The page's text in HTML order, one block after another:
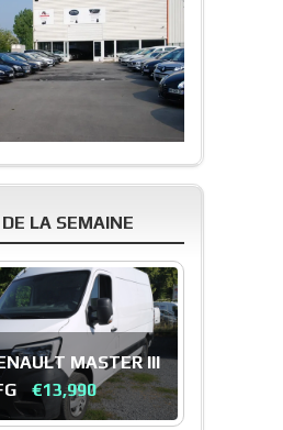
LA SEMAINE
MASTER III
€13,990